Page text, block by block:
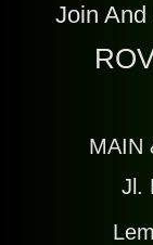
Join
MAIN
Jl.